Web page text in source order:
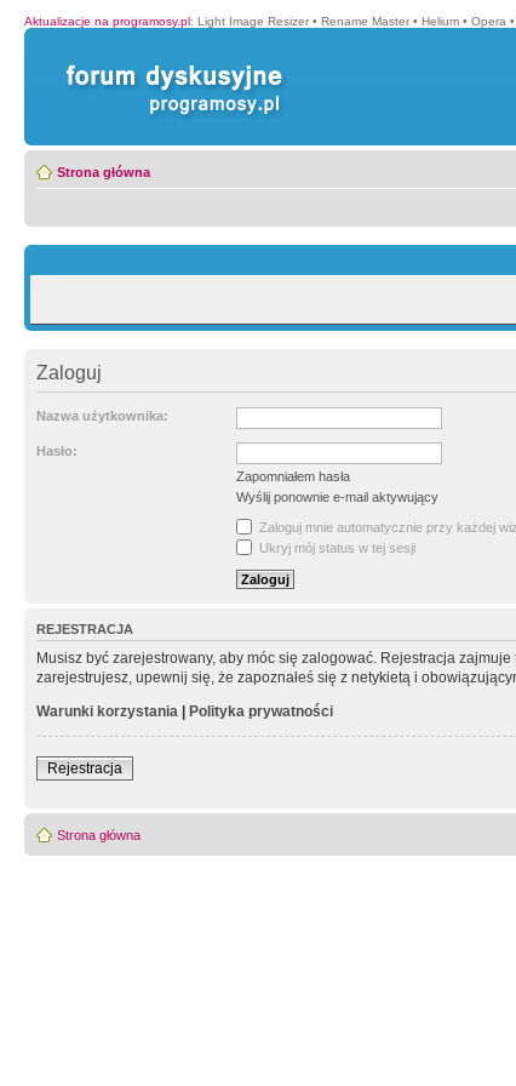
Aktualizacje na programosy.pl: Light Image Resizer • Rename Master • Helium • Opera •
Strona główna
Zaloguj
Nazwa użytkownika:
Hasło:
Zapomniałem hasła
Wyślij ponownie e-mail aktywujący
Zaloguj mnie automatycznie przy każdej
Ukryj mój status w tej sesji
REJESTRACJA
Musisz być zarejestrowany, aby móc się zalogować. Rejestracja
zarejestrujesz, upewnij się, że zapoznałeś się z netykietą i
Warunki korzystania | Polityka prywatności
Rejestracja
Strona główna